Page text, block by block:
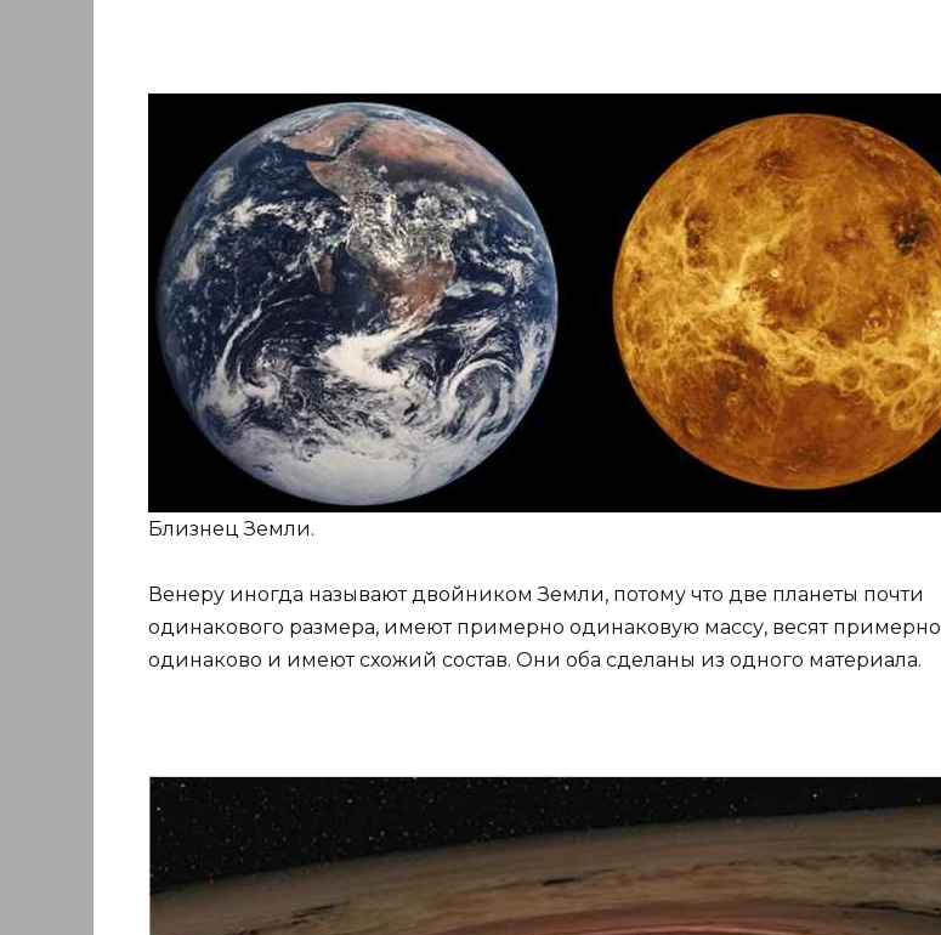
Близнец Земли.
Венеру иногда называют двойником Земли, потому что две планеты почти
одинакового размера, имеют примерно одинаковую массу, весят примерно
одинаково и имеют схожий состав. Они оба сделаны из одного материала.